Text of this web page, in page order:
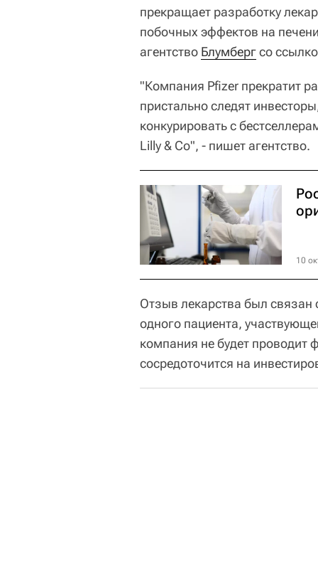
прекращает разработку
побочных эффектов на
агентство Блумбергсо
"Компания Pfizer прекратит
пристально следят
конкурировать с
Lilly & Co", - пишет агентство.
10
Отзыв лекарства был
одного пациента,
компания не будет проводит
сосредоточится на